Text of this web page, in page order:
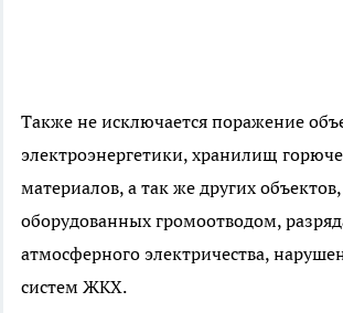
Также не исключается поражение
электроэнергетики, хранилищ
материалов, а так же других объектов,
оборудованных громоотводом,
атмосферного электричества,
систем ЖКХ.